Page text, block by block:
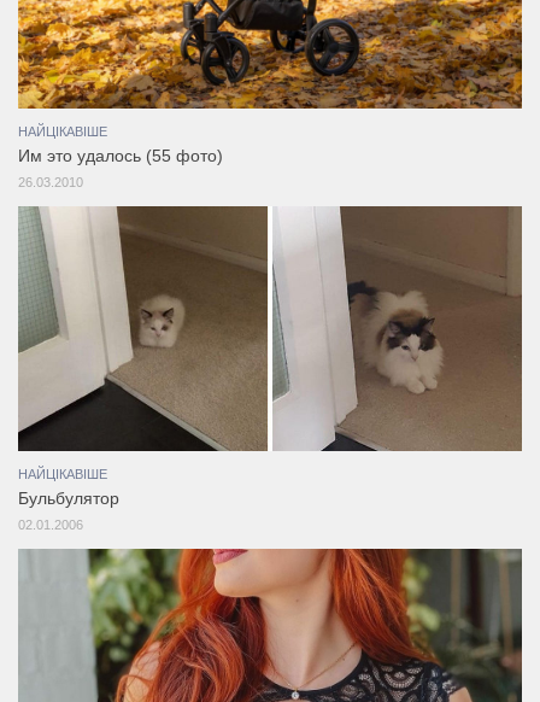
НАЙЦІКАВІШЕ
Им это удалось (55 фото)
26.03.2010
НАЙЦІКАВІШЕ
Бульбулятор
02.01.2006